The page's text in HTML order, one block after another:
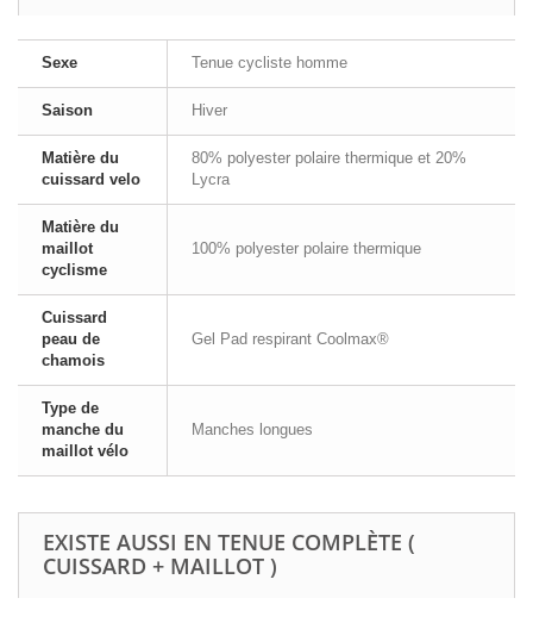
Sexe Tenue cycliste homme
Saison Hiver
Matière du
cuissard velo
80% polyester polaire thermique et 20%
Lycra
Matière du
maillot
cyclisme
100% polyester polaire thermique
Cuissard
peau de
chamois
Gel Pad respirant Coolmax®
Type de
manche du
maillot vélo
Manches longues
EXISTE AUSSI EN TENUE COMPLÈTE (
CUISSARD + MAILLOT )